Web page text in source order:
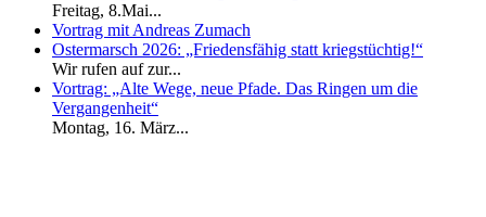
Freitag, 8.Mai...
Vortrag mit Andreas Zumach
Ostermarsch 2026: „Friedensfähig statt kriegstüchtig!“
Wir rufen auf zur...
Vortrag: „Alte Wege, neue Pfade. Das Ringen um die
Vergangenheit“
Montag, 16. März...